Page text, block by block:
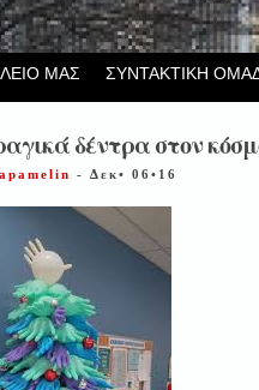
ΜΑΣ ΣΥΝΤΑΚΤΙΚΗ
δέντρα στον
- Δεκ• 06•16